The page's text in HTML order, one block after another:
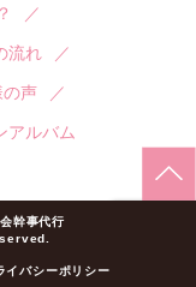
／
流れ ／
の声 ／
アルバム
幹事代行
イバシーポリシー